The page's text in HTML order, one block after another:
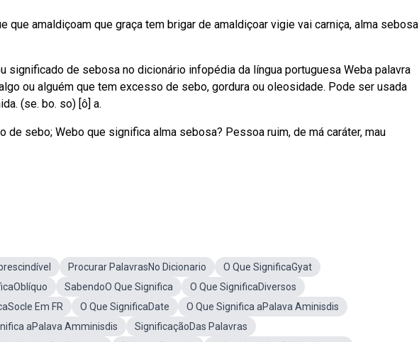
que amaldiçoam que graça tem brigar de amaldiçoar vigie vai carniça, alma sebosa
significado de sebosa no dicionário infopédia da língua portuguesa Weba palavra
ou alguém que tem excesso de sebo, gordura ou oleosidade. Pode ser usada
(se. bo. so) [ô] a.
de sebo; Webo que significa alma sebosa? Pessoa ruim, de má caráter, mau
Procurar PalavrasNo Dicionario
O Que SignificaGyat
SabendoO Que Significa
O Que SignificaDiversos
Em FR O Que SignificaDate
O Que Significa aPalava Aminisdis
aPalava Amminisdis
SignificaçãoDas Palavras